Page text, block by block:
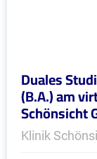
Duales
(B.A.) am
Schönsicht
Klinik